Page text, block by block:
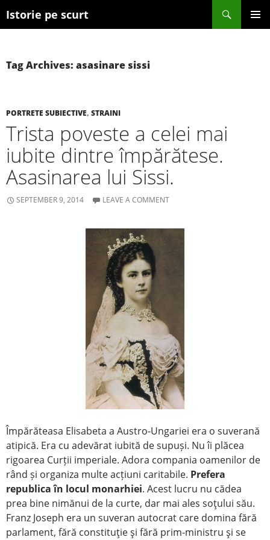
Istorie pe scurt
Search
SKIP TO CONTENT
Tag Archives: asasinare sissi
PORTRETE SUBIECTIVE, STRAINI
Trista poveste a celei mai
iubite dintre împărătese.
Asasinarea lui Sissi.
SEPTEMBER 9, 2014 LEAVE A COMMENT
Împărăteasa Elisabeta a Austro-Ungariei era o suverană
atipică. Era cu adevărat iubită de supuși. Nu îi plăcea
rigoarea Curții imperiale. Adora compania oamenilor de
rând și organiza multe acțiuni caritabile. Prefera
republica în locul monarhiei. Acest lucru nu cădea
prea bine nimănui de la curte, dar mai ales soţului său.
Franz Joseph era un suveran autocrat care domina fără
parlament, fără constituţie şi fără prim-ministru şi se